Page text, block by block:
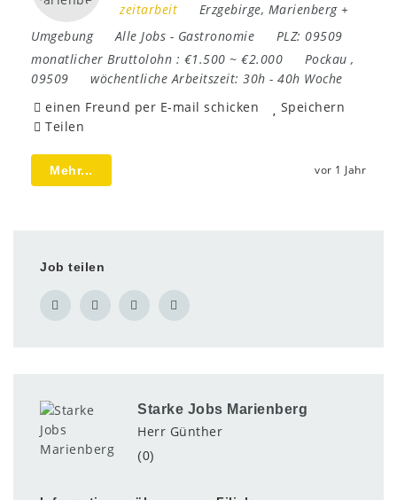
zeitarbeit
Erzgebirge, Marienberg +
Umgebung
Alle Jobs - Gastronomie PLZ: 09509
monatlicher Bruttolohn : €1.500 ~ €2.000 Pockau ,
09509
wöchentliche Arbeitszeit: 30h - 40h Woche
einen Freund per E-mail schicken
Speichern
Teilen
Mehr... vor 1 Jahr
Job teilen
Starke Jobs Marienberg
Herr Günther
(0)